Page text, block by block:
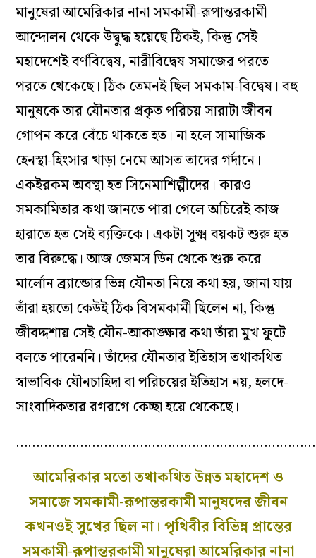
মানুষেরা আমেরিকার নানা সমকামী-রূপান্তরকামী
আন্দোলন থেকে উদ্বুদ্ধ হয়েছে ঠিকই, কিন্তু সেই
মহাদেশেই বর্ণবিদ্বেষ, নারীবিদ্বেষ সমাজের পরতে
পরতে থেকেছে। ঠিক তেমনই ছিল সমকাম-বিদ্বেষ। বহু
মানুষকে তার যৌনতার প্রকৃত পরিচয় সারাটা জীবন
গোপন করে বেঁচে থাকতে হত। না হলে সামাজিক
হেনস্থা-হিংসার খাড়া নেমে আসত তাদের গর্দানে।
একইরকম অবস্থা হত সিনেমাশিল্পীদের। কারও
সমকামিতার কথা জানতে পারা গেলে অচিরেই কাজ
হারাতে হত সেই ব্যক্তিকে। একটা সূক্ষ্ম বয়কট শুরু হত
তার বিরুদ্ধে। আজ জেমস ডিন থেকে শুরু করে
মার্লোন ব্র্যান্ডোর ভিন্ন যৌনতা নিয়ে কথা হয়, জানা যায়
তাঁরা হয়তো কেউই ঠিক বিসমকামী ছিলেন না, কিন্তু
জীবদ্দশায় সেই যৌন-আকাঙ্ক্ষার কথা তাঁরা মুখ ফুটে
বলতে পারেননি। তাঁদের যৌনতার ইতিহাস তথাকথিত
স্বাভাবিক যৌনচাহিদা বা পরিচয়ের ইতিহাস নয়, হলদে-
সাংবাদিকতার রগরগে কেচ্ছা হয়ে থেকেছে।
আমেরিকার মতো তথাকথিত উন্নত মহাদেশ ও
সমাজে সমকামী-রূপান্তরকামী মানুষদের জীবন
কখনওই সুখের ছিল না। পৃথিবীর বিভিন্ন প্রান্তের
সমকামী-রূপান্তরকামী মানুষেরা আমেরিকার নানা